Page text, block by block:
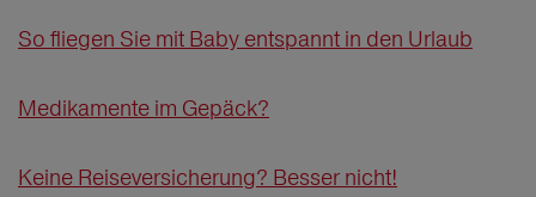
So fliegen Sie mit Baby entspannt in den Urlaub
Medikamente im Gepäck?
Keine Reiseversicherung? Besser nicht!